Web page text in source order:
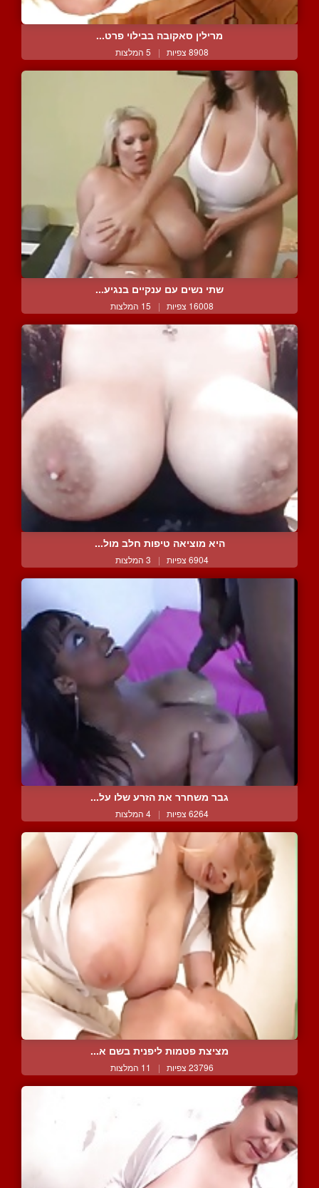
מרילין סאקובה בבילוי פרט...
8908 צפיות | 5 המלצות
שתי נשים עם ענקיים בנגיע...
16008 צפיות | 15 המלצות
היא מוציאה טיפות חלב מול...
6904 צפיות | 3 המלצות
גבר משחרר את הזרע שלו על...
6264 צפיות | 4 המלצות
מציצת פטמות ליפנית בשם א...
23796 צפיות | 11 המלצות